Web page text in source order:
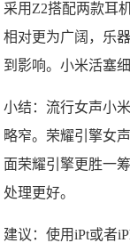
采用Z2搭配两款耳
相对更为广阔，乐
到影响。小米活塞
小结：流行女声小
略窄。荣耀引擎女
面荣耀引擎更胜一
处理更好。
建议：使用iPt或者